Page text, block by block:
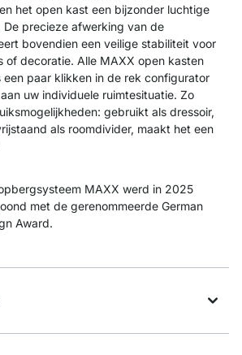
het open kast een bijzonder luchtige
De precieze afwerking van de
bovendien een veilige stabiliteit voor
of decoratie. Alle MAXX open kasten
een paar klikken in de rek configurator
uw individuele ruimtesituatie. Zo
gebruikt als dressoir,
als roomdivider, maakt het een
MAXX werd in 2025
met de gerenommeerde German
Award.